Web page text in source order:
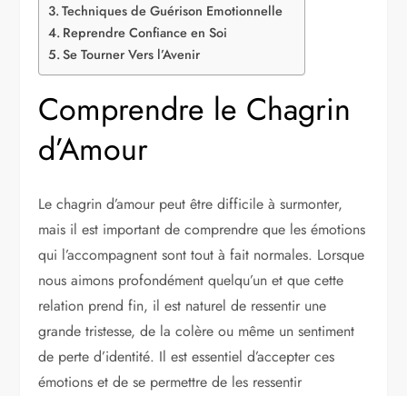
Techniques de Guérison Emotionnelle
Reprendre Confiance en Soi
Se Tourner Vers l’Avenir
Comprendre le Chagrin
d’Amour
Le chagrin d’amour peut être difficile à surmonter,
mais il est important de comprendre que les émotions
qui l’accompagnent sont tout à fait normales. Lorsque
nous aimons profondément quelqu’un et que cette
relation prend fin, il est naturel de ressentir une
grande tristesse, de la colère ou même un sentiment
de perte d’identité. Il est essentiel d’accepter ces
émotions et de se permettre de les ressentir